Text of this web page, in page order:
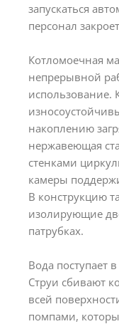
запускаться
персонал
Котломоечная
непрерывной
использование.
накоплению
нержавеющая
стенками
камеры
В конструкцию
изолирующие
патрубках.
Вода поступает
Струи сбивают
всей
помпами,